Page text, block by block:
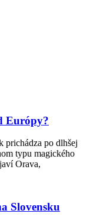
Európy?
prichádza po dlhšej
typu magického
Orava,
Slovensku